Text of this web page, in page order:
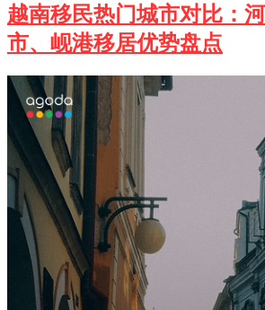
越南移民热门城市对比：
市、岘港移居优势盘点